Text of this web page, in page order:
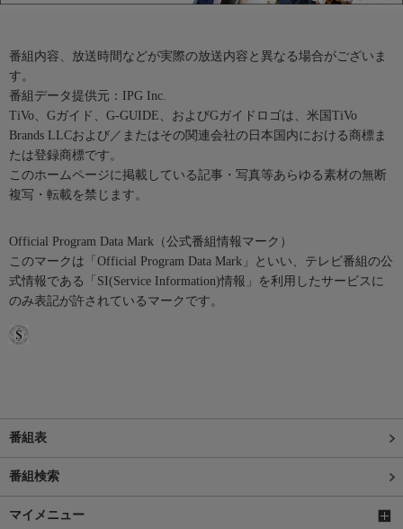
番組内容、放送時間などが実際の放送内容と異なる場合がございま
す。
番組データ提供元：IPG Inc.
TiVo、Gガイド、G-GUIDE、およびGガイドロゴは、米国TiVo
Brands LLCおよび／またはその関連会社の日本国内における商標ま
たは登録商標です。
このホームページに掲載している記事・写真等あらゆる素材の無断
複写・転載を禁じます。
Official Program Data Mark（公式番組情報マーク）
このマークは「Official Program Data Mark」といい、テレビ番組の公
式情報である「SI(Service Information)情報」を利用したサービスに
のみ表記が許されているマークです。
番組表
番組検索
マイメニュー